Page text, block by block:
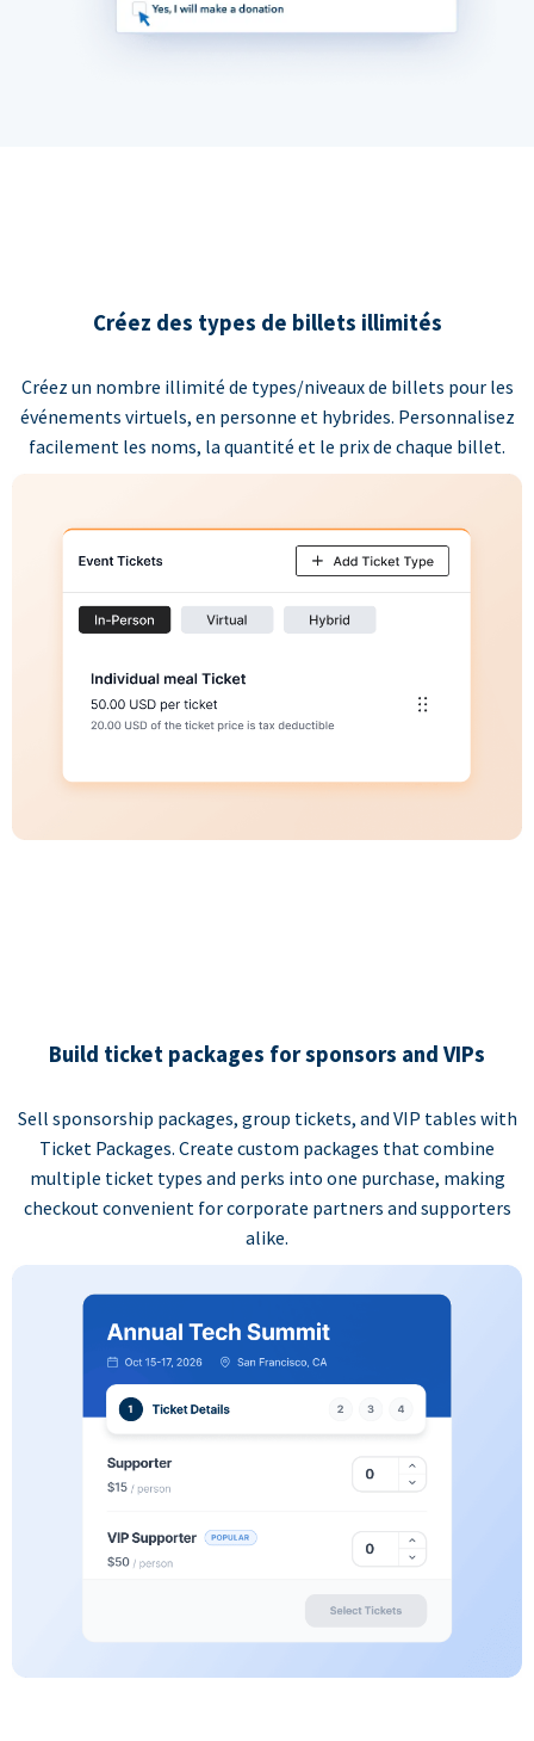
Créez des types de billets illimités
Créez un nombre illimité de types/niveaux de billets pour les
événements virtuels, en personne et hybrides. Personnalisez
facilement les noms, la quantité et le prix de chaque billet.
Build ticket packages for sponsors and VIPs
Sell sponsorship packages, group tickets, and VIP tables with
Ticket Packages. Create custom packages that combine
multiple ticket types and perks into one purchase, making
checkout convenient for corporate partners and supporters
alike.